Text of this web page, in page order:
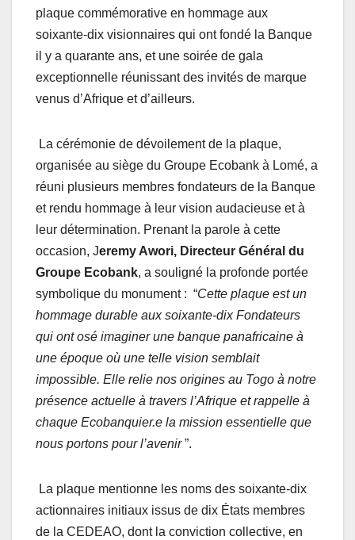
plaque commémorative en hommage aux
soixante-dix visionnaires qui ont fondé la Banque
il y a quarante ans, et une soirée de gala
exceptionnelle réunissant des invités de marque
venus d’Afrique et d’ailleurs.
La cérémonie de dévoilement de la plaque,
organisée au siège du Groupe Ecobank à Lomé, a
réuni plusieurs membres fondateurs de la Banque
et rendu hommage à leur vision audacieuse et à
leur détermination. Prenant la parole à cette
occasion, Jeremy Awori, Directeur Général du
Groupe Ecobank, a souligné la profonde portée
symbolique du monument : “Cette plaque est un
hommage durable aux soixante-dix Fondateurs
qui ont osé imaginer une banque panafricaine à
une époque où une telle vision semblait
impossible. Elle relie nos origines au Togo à notre
présence actuelle à travers l’Afrique et rappelle à
chaque Ecobanquier.e la mission essentielle que
nous portons pour l’avenir”.
La plaque mentionne les noms des soixante-dix
actionnaires initiaux issus de dix États membres
de la CEDEAO, dont la conviction collective, en